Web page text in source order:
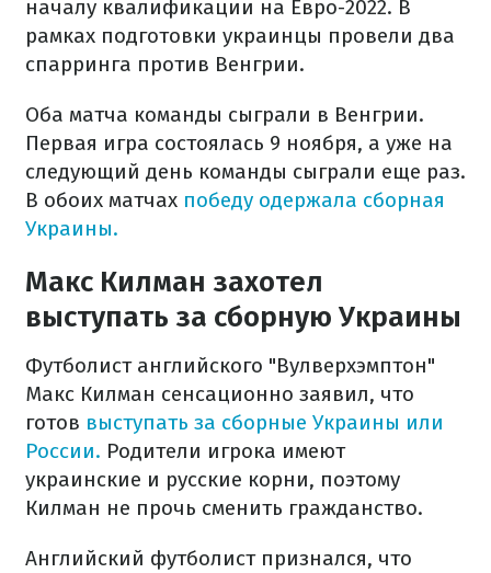
началу квалификации на Евро-2022. В
рамках подготовки украинцы провели два
спарринга против Венгрии.
Оба матча команды сыграли в Венгрии.
Первая игра состоялась 9 ноября, а уже на
следующий день команды сыграли еще раз.
В обоих матчах победу одержала сборная
Украины.
Макс Килман захотел
выступать за сборную Украины
Футболист английского "Вулверхэмптон"
Макс Килман сенсационно заявил, что
готов выступать за сборные Украины или
России. Родители игрока имеют
украинские и русские корни, поэтому
Килман не прочь сменить гражданство.
Английский футболист признался, что